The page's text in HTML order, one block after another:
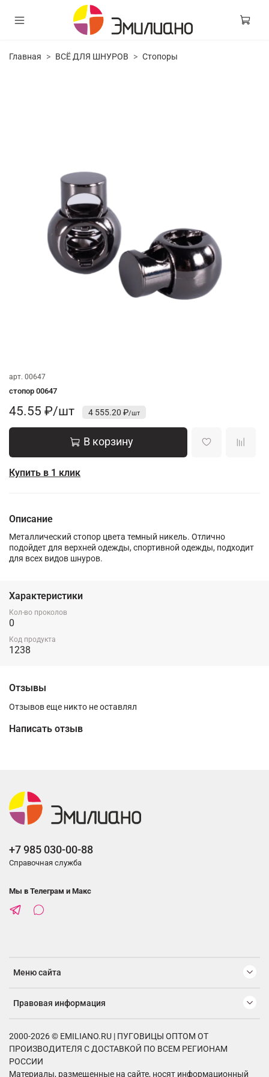
Главная ВСЁ ДЛЯ ШНУРОВ Стопоры
арт. 00647
стопор 00647
45.55 ₽/шт 4 555.20 ₽
В корзину
Купить в 1 клик
Описание
Металлический стопор цвета темный никель. Отлично
подойдет для верхней одежды, спортивной одежды, подходит
для всех видов шнуров.
Характеристики
Кол-во проколов
0
Код продукта
1238
Отзывы
Отзывов еще никто не оставлял
Написать отзыв
Меню сайта
Правовая информация
+7 985 030-00-88
Справочная служба
Мы в Телеграм и Макс
2000-2026 © EMILIANO.RU | ПУГОВИЦЫ ОПТОМ ОТ
ПРОИЗВОДИТЕЛЯ С ДОСТАВКОЙ ПО ВСЕМ РЕГИОНАМ
РОССИИ
Материалы, размещенные на сайте, носят информационный